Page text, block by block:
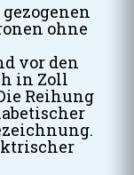
ohne
vor den
in Zoll
Reihung